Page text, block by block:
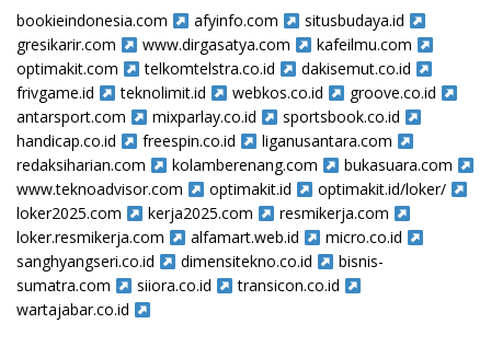
bookieindonesia.com afyinfo.com
situsbudaya.id
gresikarir.com
www.dirgasatya.com
kafeilmu.com
optimakit.com
telkomtelstra.co.id
dakisemut.co.id
frivgame.id
teknolimit.id webkos.co.id
groove.co.id
antarsport.com
mixparlay.co.id
sportsbook.co.id
handicap.co.id
freespin.co.id
liganusantara.com
redaksiharian.com
kolamberenang.com
bukasuara.com
www.teknoadvisor.com
optimakit.id
optimakit.id/loker/
loker2025.com
kerja2025.com
resmikerja.com
loker.resmikerja.com
alfamart.web.id
micro.co.id
sanghyangseri.co.id
dimensitekno.co.id
bisnis-
sumatra.com
siiora.co.id
transicon.co.id
wartajabar.co.id